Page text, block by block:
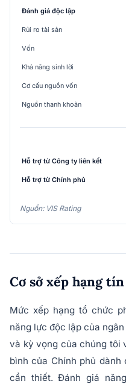
Đánh giá độc lập
Rủi ro tài sản
Vốn
Khả năng sinh lời
Cơ cấu nguồn vốn
Nguồn thanh khoản
Hỗ trợ từ Công ty liên kết
Hỗ trợ từ Chính phủ
Nguồn: VIS Rating
Cơ sở xếp hạng
Mức xếp hạng tổ chức
năng lực độc lập của
và kỳ vọng của chúng tôi
bình của Chính phủ
cần thiết. Đánh giá